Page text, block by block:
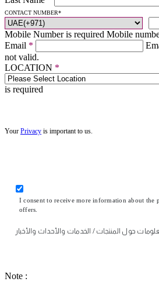
CONTACT NUMBER*
Mobile Number is required Mobile
Email *
not valid.
LOCATION *
is required
Your Privacy is important to us.
I consent to receive more information about the
offers.
حول المنتجات / الخدمات والأحداث والأخبار
Note :